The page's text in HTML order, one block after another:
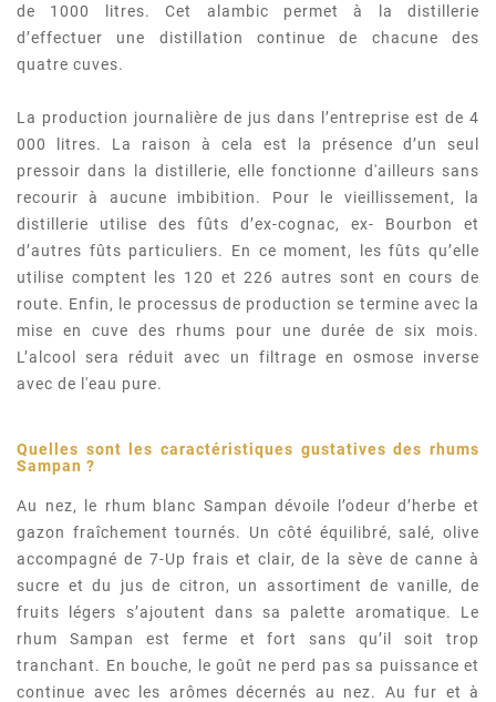
de 1000 litres. Cet alambic permet à la distillerie
d’effectuer une distillation continue de chacune des
quatre cuves.
La production journalière de jus dans l’entreprise est de 4
000 litres. La raison à cela est la présence d’un seul
pressoir dans la distillerie, elle fonctionne d'ailleurs sans
recourir à aucune imbibition. Pour le vieillissement, la
distillerie utilise des fûts d’ex-cognac, ex- Bourbon et
d’autres fûts particuliers. En ce moment, les fûts qu’elle
utilise comptent les 120 et 226 autres sont en cours de
route. Enfin, le processus de production se termine avec la
mise en cuve des rhums pour une durée de six mois.
L’alcool sera réduit avec un filtrage en osmose inverse
avec de l'eau pure.
Quelles sont les caractéristiques gustatives des rhums
Sampan ?
Au nez, le rhum blanc Sampan dévoile l’odeur d’herbe et
gazon fraîchement tournés. Un côté équilibré, salé, olive
accompagné de 7-Up frais et clair, de la sève de canne à
sucre et du jus de citron, un assortiment de vanille, de
fruits légers s’ajoutent dans sa palette aromatique. Le
rhum Sampan est ferme et fort sans qu’il soit trop
tranchant. En bouche, le goût ne perd pas sa puissance et
continue avec les arômes décernés au nez. Au fur et à